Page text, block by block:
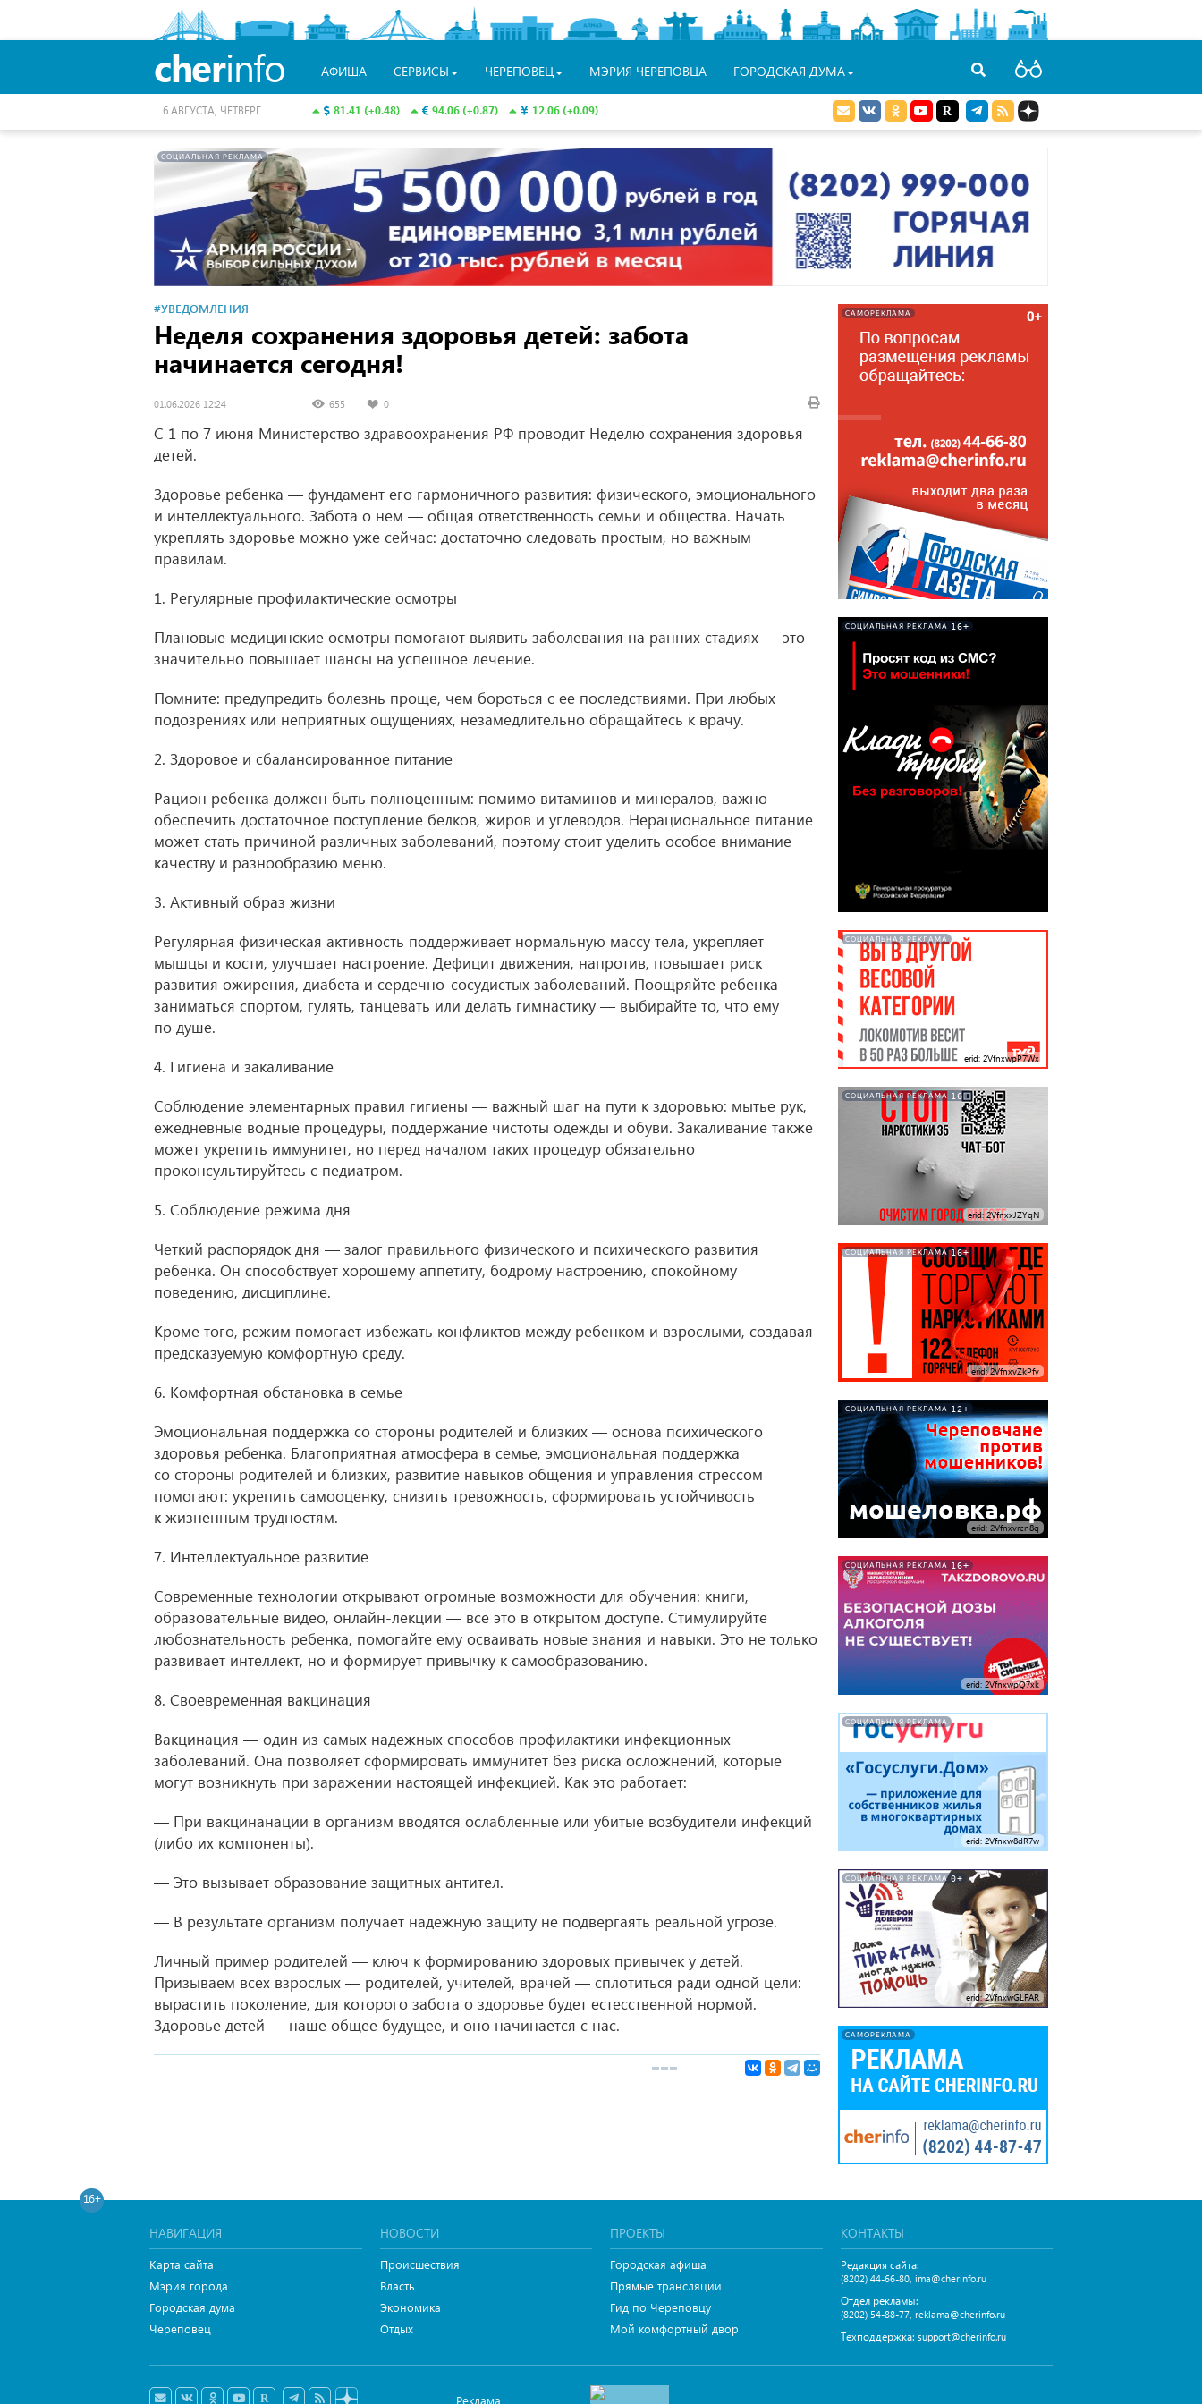
cherinfo АФИША СЕРВИСЫ ЧЕРЕПОВЕЦ МЭРИЯ ЧЕРЕПОВЦА ГОРОДСКАЯ ДУМА
81.41 (+0.48) 94.06 (+0.87) 12.06 (+0.09)
6 АВГУСТА, ЧЕТВЕРГ
СОЦИАЛЬНАЯ РЕКЛАМА
#УВЕДОМЛЕНИЯ
Неделя сохранения здоровья детей: забота
начинается сегодня!
01.06.2026 12:24 655 0
С 1 по 7 июня Министерство здравоохранения РФ проводит Неделю сохранения здоровья
детей.
Здоровье ребенка — фундамент его гармоничного развития: физического, эмоционального
и интеллектуального. Забота о нем — общая ответственность семьи и общества. Начать
укреплять здоровье можно уже сейчас: достаточно следовать простым, но важным
правилам.
1. Регулярные профилактические осмотры
Плановые медицинские осмотры помогают выявить заболевания на ранних стадиях — это
значительно повышает шансы на успешное лечение.
Помните: предупредить болезнь проще, чем бороться с ее последствиями. При любых
подозрениях или неприятных ощущениях, незамедлительно обращайтесь к врачу.
2. Здоровое и сбалансированное питание
Рацион ребенка должен быть полноценным: помимо витаминов и минералов, важно
обеспечить достаточное поступление белков, жиров и углеводов. Нерациональное питание
может стать причиной различных заболеваний, поэтому стоит уделить особое внимание
качеству и разнообразию меню.
3. Активный образ жизни
Регулярная физическая активность поддерживает нормальную массу тела, укрепляет
мышцы и кости, улучшает настроение. Дефицит движения, напротив, повышает риск
развития ожирения, диабета и сердечно-сосудистых заболеваний. Поощряйте ребенка
заниматься спортом, гулять, танцевать или делать гимнастику — выбирайте то, что ему
по душе.
4. Гигиена и закаливание
Соблюдение элементарных правил гигиены — важный шаг на пути к здоровью: мытье рук,
ежедневные водные процедуры, поддержание чистоты одежды и обуви. Закаливание также
может укрепить иммунитет, но перед началом таких процедур обязательно
проконсультируйтесь с педиатром.
5. Соблюдение режима дня
Четкий распорядок дня — залог правильного физического и психического развития
ребенка. Он способствует хорошему аппетиту, бодрому настроению, спокойному
поведению, дисциплине.
Кроме того, режим помогает избежать конфликтов между ребенком и взрослыми, создавая
предсказуемую комфортную среду.
6. Комфортная обстановка в семье
Эмоциональная поддержка со стороны родителей и близких — основа психического
здоровья ребенка. Благоприятная атмосфера в семье, эмоциональная поддержка
со стороны родителей и близких, развитие навыков общения и управления стрессом
помогают: укрепить самооценку, снизить тревожность, сформировать устойчивость
к жизненным трудностям.
7. Интеллектуальное развитие
Современные технологии открывают огромные возможности для обучения: книги,
образовательные видео, онлайн-лекции — все это в открытом доступе. Стимулируйте
любознательность ребенка, помогайте ему осваивать новые знания и навыки. Это не только
развивает интеллект, но и формирует привычку к самообразованию.
8. Своевременная вакцинация
Вакцинация — один из самых надежных способов профилактики инфекционных
заболеваний. Она позволяет сформировать иммунитет без риска осложнений, которые
могут возникнуть при заражении настоящей инфекцией. Как это работает:
— При вакцинанации в организм вводятся ослабленные или убитые возбудители инфекций
(либо их компоненты).
— Это вызывает образование защитных антител.
— В результате организм получает надежную защиту не подвергаять реальной угрозе.
Личный пример родителей — ключ к формированию здоровых привычек у детей.
Призываем всех взрослых — родителей, учителей, врачей — сплотиться ради одной цели:
вырастить поколение, для которого забота о здоровье будет естесственной нормой.
Здоровье детей — наше общее будущее, и оно начинается с нас.
САМОРЕКЛАМА
СОЦИАЛЬНАЯ РЕКЛАМА 16+
СОЦИАЛЬНАЯ РЕКЛАМА
erid: 2VfnxwpP7Wx
СОЦИАЛЬНАЯ РЕКЛАМА 16+
erid: 2VfnxxJZYqN
СОЦИАЛЬНАЯ РЕКЛАМА 16+
erid: 2VfnxvZkPfv
СОЦИАЛЬНАЯ РЕКЛАМА 12+
erid: 2Vfnxvrcn8q
СОЦИАЛЬНАЯ РЕКЛАМА 16+
erid: 2VfnxwpQ7xk
СОЦИАЛЬНАЯ РЕКЛАМА
erid: 2Vfnxw8dR7w
СОЦИАЛЬНАЯ РЕКЛАМА 0+
erid: 2VfnxwGLFAR
САМОРЕКЛАМА
16+
НАВИГАЦИЯ
Карта сайта
Мэрия города
Городская дума
Череповец
НОВОСТИ
Происшествия
Власть
Экономика
Отдых
ПРОЕКТЫ
Городская афиша
Прямые трансляции
Гид по Череповцу
Мой комфортный двор
КОНТАКТЫ
Редакция сайта:
(8202) 44-66-80, ima@cherinfo.ru
Отдел рекламы:
(8202) 54-88-77, reklama@cherinfo.ru
Техподдержка: support@cherinfo.ru
Реклама